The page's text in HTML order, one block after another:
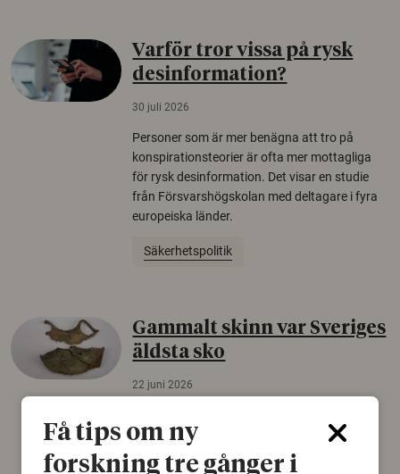
Varför tror vissa på rysk
desinformation?
30 juli 2026
Personer som är mer benägna att tro på
konspirationsteorier är ofta mer mottagliga
för rysk desinformation. Det visar en studie
från Försvarshögskolan med deltagare i fyra
europeiska länder.
Säkerhetspolitik
Gammalt skinn var Sveriges
äldsta sko
22 juni 2026
björnfäll visar sig vara delar av en 2000 år
gammal sko. Fyndet bär spår av romerskt
Få tips om ny
forskning tre gånger i